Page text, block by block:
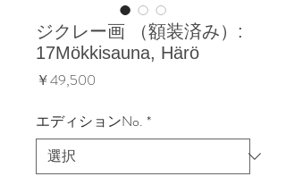
ジクレー画 （額装済み）:
17Mökkisauna, Härö
￥49,500
エディションNo. *